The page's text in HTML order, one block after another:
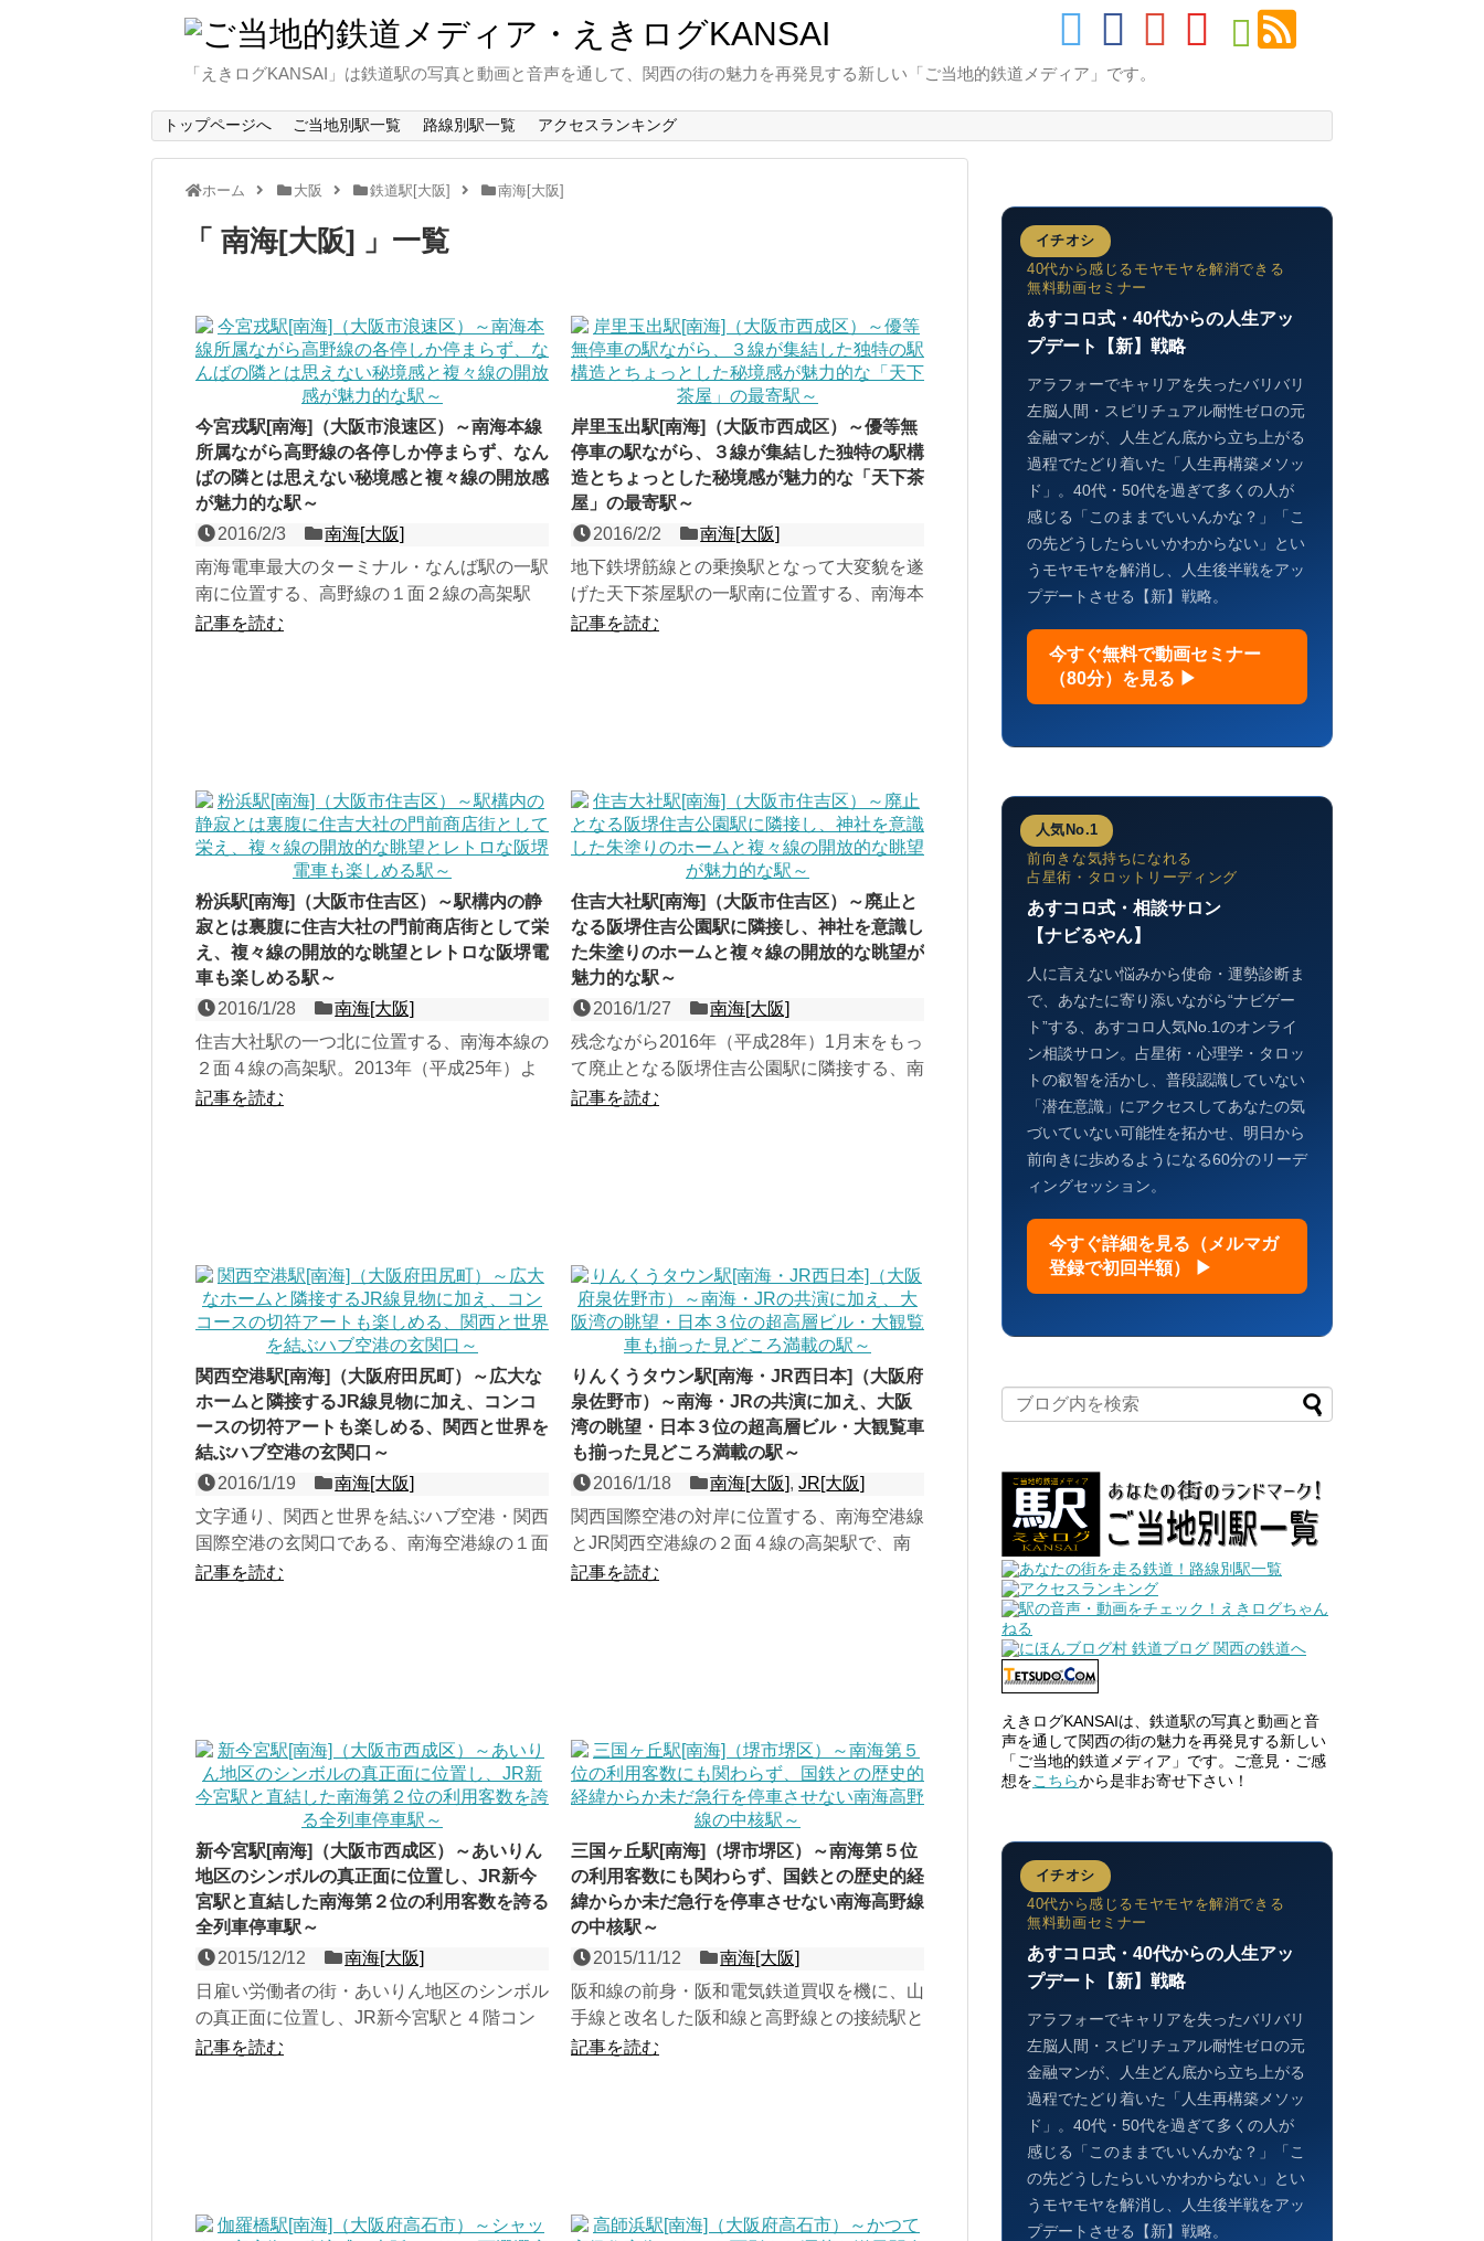
「えきログKANSAI」は鉄道駅の写真と動画と音声を通して、関西の街の魅力を再発見する新しい「ご当地的鉄道メディア」です。
トップページへ ご当地別駅一覧 路線別駅一覧 アクセスランキング
ホーム 大阪 鉄道駅[大阪] 南海[大阪]
南海[大阪] 一覧
今宮戎駅[南海]（大阪市浪速区）～南海本線
所属ながら高野線の各停しか停まらず、なん
ばの隣とは思えない秘境感と複々線の開放感
が魅力的な駅～
2016/2/3
南海[大阪]
南海電車最大のターミナル・なんば駅の一駅
南に位置する、高野線の１面２線の高架駅
で、「えべっさん」で有名な今宮戎神社の最
記事を読む
岸里玉出駅[南海]（大阪市西成区）～優等無
停車の駅ながら、３線が集結した独特の駅構
造とちょっとした秘境感が魅力的な「天下茶
屋」の最寄駅～
2016/2/2
南海[大阪]
地下鉄堺筋線との乗換駅となって大変貌を遂
げた天下茶屋駅の一駅南に位置する、南海本
線・高野線・汐見橋線の接続駅。かつて分離
記事を読む
粉浜駅[南海]（大阪市住吉区）～駅構内の静
寂とは裏腹に住吉大社の門前商店街として栄
え、複々線の開放的な眺望とレトロな阪堺電
車も楽しめる駅～
2016/1/28
南海[大阪]
住吉大社駅の一つ北に位置する、南海本線の
２面４線の高架駅。2013年（平成25年）よ
り無人化された駅構内には静寂感が漂うが、
記事を読む
住吉大社駅[南海]（大阪市住吉区）～廃止と
なる阪堺住吉公園駅に隣接し、神社を意識し
た朱塗りのホームと複々線の開放的な眺望が
魅力的な駅～
2016/1/27
南海[大阪]
残念ながら2016年（平成28年）1月末をもっ
て廃止となる阪堺住吉公園駅に隣接する、南
海本線の２面４線の高架駅。同駅より１年早
記事を読む
関西空港駅[南海]（大阪府田尻町）～広大な
ホームと隣接するJR線見物に加え、コンコ
ースの切符アートも楽しめる、関西と世界を
結ぶハブ空港の玄関口～
2016/1/19
南海[大阪]
文字通り、関西と世界を結ぶハブ空港・関西
国際空港の玄関口である、南海空港線の１面
２線の地上駅で、隣接するJR関西空港駅と
記事を読む
りんくうタウン駅[南海・JR西日本]（大阪府
泉佐野市）～南海・JRの共演に加え、大阪
湾の眺望・日本３位の超高層ビル・大観覧車
も揃った見どころ満載の駅～
2016/1/18
南海[大阪],JR[大阪]
関西国際空港の対岸に位置する、南海空港線
とJR関西空港線の２面４線の高架駅で、南
海管理の共同使用駅。駅名となったりんくう
記事を読む
新今宮駅[南海]（大阪市西成区）～あいりん
地区のシンボルの真正面に位置し、JR新今
宮駅と直結した南海第２位の利用客数を誇る
全列車停車駅～
2015/12/12
南海[大阪]
日雇い労働者の街・あいりん地区のシンボル
の真正面に位置し、JR新今宮駅と４階コン
コースで直結する南海本線・高野線の３面４
記事を読む
三国ヶ丘駅[南海]（堺市堺区）～南海第５位
の利用客数にも関わらず、国鉄との歴史的経
緯からか未だ急行を停車させない南海高野線
の中核駅～
2015/11/12
南海[大阪]
阪和線の前身・阪和電気鉄道買収を機に、山
手線と改名した阪和線と高野線との接続駅と
して、1942年（昭和17年）に開業させた高
記事を読む
イチオシ
40代から感じるモヤモヤを解消できる
無料動画セミナー
あすコロ式・40代からの人生アッ
プデート【新】戦略
アラフォーでキャリアを失ったバリバリ
左脳人間・スピリチュアル耐性ゼロの元
金融マンが、人生どん底から立ち上がる
過程でたどり着いた「人生再構築メソッ
ド」。40代・50代を過ぎて多くの人が
感じる「このままでいいんかな？」「こ
の先どうしたらいいかわからない」とい
うモヤモヤを解消し、人生後半戦をアッ
プデートさせる【新】戦略。
今すぐ無料で動画セミナー
（80分）を見る ▶
人気No.1
前向きな気持ちになれる
占星術・タロットリーディング
あすコロ式・相談サロン
【ナビるやん】
人に言えない悩みから使命・運勢診断ま
で、あなたに寄り添いながら“ナビゲー
ト”する、あすコロ人気No.1のオンライ
ン相談サロン。占星術・心理学・タロッ
トの叡智を活かし、普段認識していない
「潜在意識」にアクセスしてあなたの気
づいていない可能性を拓かせ、明日から
前向きに歩めるようになる60分のリーデ
ィングセッション。
今すぐ詳細を見る（メルマガ
登録で初回半額） ▶
えきログKANSAIは、鉄道駅の写真と動画と音
声を通して関西の街の魅力を再発見する新しい
「ご当地的鉄道メディア」です。ご意見・ご感
想をこちらから是非お寄せ下さい！
イチオシ
40代から感じるモヤモヤを解消できる
無料動画セミナー
あすコロ式・40代からの人生アッ
プデート【新】戦略
アラフォーでキャリアを失ったバリバリ
左脳人間・スピリチュアル耐性ゼロの元
金融マンが、人生どん底から立ち上がる
過程でたどり着いた「人生再構築メソッ
ド」。40代・50代を過ぎて多くの人が
感じる「このままでいいんかな？」「こ
の先どうしたらいいかわからない」とい
うモヤモヤを解消し、人生後半戦をアッ
プデートさせる【新】戦略。